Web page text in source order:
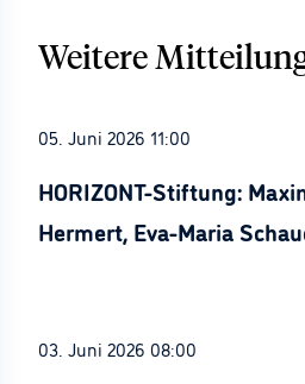
Weitere
05. Juni 2026 11:00
HORIZONT-Stiftung:
Hermert, Eva-Maria
03. Juni 2026 08:00